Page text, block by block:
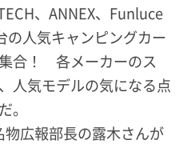
、ANNEX、Funluce
の人気キャンピングカー
合！ 各メーカーのス
人気モデルの気になる点
。
物広報部長の露木さんが